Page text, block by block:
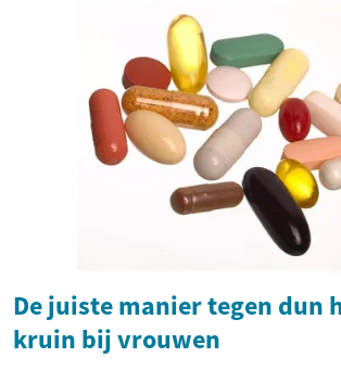
De juiste manier tegen dun
kruin bij vrouwen